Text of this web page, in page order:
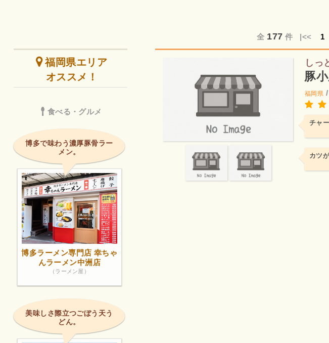
全 177 件 |<< 1
しっ
豚
福岡県
チャ
カツ
福岡県エリア
オススメ！
食べる・グルメ
博多で味わう濃厚豚骨ラー
メン。
博多ラーメン専門店 幸ちゃ
んラーメン中洲店
（ラーメン屋）
美味しさ際立つごぼう天う
どん。